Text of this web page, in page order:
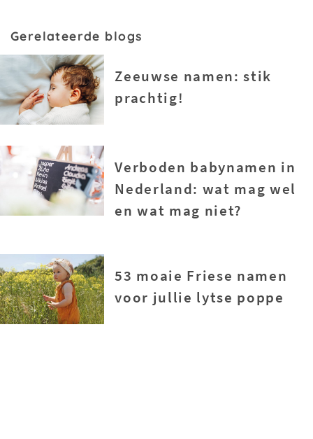
Gerelateerde blogs
Zeeuwse namen: stik
prachtig!
Verboden babynamen in
Nederland: wat mag wel
en wat mag niet?
53 moaie Friese namen
voor jullie lytse poppe